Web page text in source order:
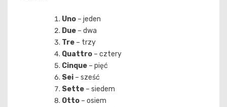
Uno – jeden
Due – dwa
Tre – trzy
Quattro – cztery
Cinque – pięć
Sei – sześć
Sette – siedem
Otto – osiem